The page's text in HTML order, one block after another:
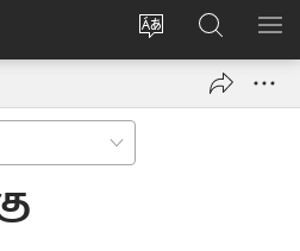
மொழியை
மாற்றவும்
உள்நுழைக
window)
JW.ORG-
ல்
தேடவும்